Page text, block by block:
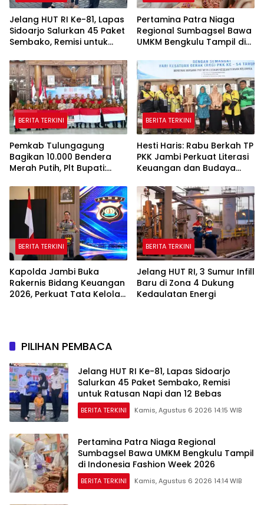
Jelang HUT RI Ke-81, Lapas
Sidoarjo Salurkan 45 Paket
Sembako, Remisi untuk
Pertamina Patra Niaga
Regional Sumbagsel Bawa
UMKM Bengkulu Tampil di
2026
BERITA TERKINI
Pemkab Tulungagung
Bagikan 10.000 Bendera
Merah Putih, Plt Bupati:
di Setiap Rumah
BERITA TERKINI
Hesti Haris: Rabu Berkah TP
PKK Jambi Perkuat Literasi
Keuangan dan Budaya
BERITA TERKINI
Kapolda Jambi Buka
Rakernis Bidang Keuangan
2026, Perkuat Tata Kelola
BERITA TERKINI
Jelang HUT RI, 3 Sumur Infill
Baru di Zona 4 Dukung
Kedaulatan Energi
PILIHAN PEMBACA
Jelang HUT RI Ke-81, Lapas Sidoarjo
Salurkan 45 Paket Sembako, Remisi
untuk Ratusan Napi dan 12 Bebas
BERITA TERKINI Kamis, Agustus 6 2026 14:15 WIB
Pertamina Patra Niaga Regional
Sumbagsel Bawa UMKM Bengkulu Tampil
di Indonesia Fashion Week 2026
BERITA TERKINI Kamis, Agustus 6 2026 14:14 WIB